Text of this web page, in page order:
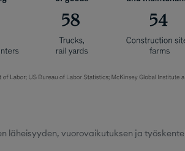
läheisyyden, vuorovaikutuksen ja